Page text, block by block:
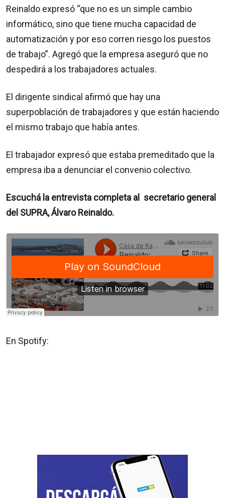
Reinaldo expresó “que no es un simple cambio
informático, sino que tiene mucha capacidad de
automatización y por eso corren riesgo los puestos
de trabajo”. Agregó que la empresa aseguró que no
despedirá a los trabajadores actuales.
El dirigente sindical afirmó que hay una
superpoblación de trabajadores y que están haciendo
el mismo trabajo que había antes.
El trabajador expresó que estaba premeditado que la
empresa iba a denunciar el convenio colectivo.
Escuchá la entrevista completa al
secretario general
del SUPRA, Álvaro Reinaldo.
En Spotify: